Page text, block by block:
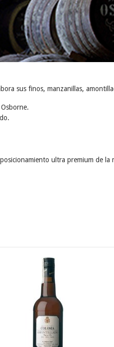
sus finos, manzanillas,
ultra premium de la